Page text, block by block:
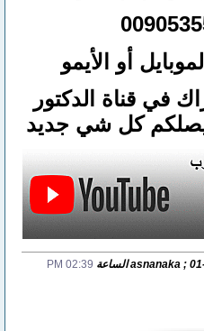
أو الأيمو
في قناة الدكتور
كل شي جديد
02:39 PM